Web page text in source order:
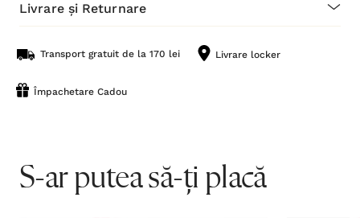
Livrare și Returnare
Transport gratuit de la 170 lei Livrare locker
Împachetare Cadou
S-ar putea să-ți placă